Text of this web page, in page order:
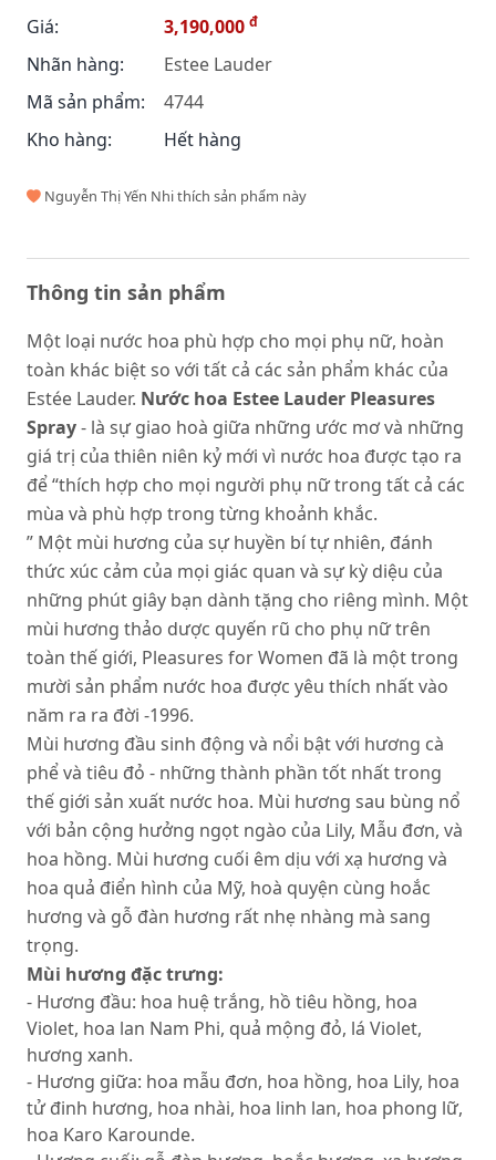
Giá: 3,190,000 đ
Nhãn hàng:
Estee Lauder
Mã sản phẩm:
4744
Kho hàng:
Hết hàng
Nguyễn Thị Yến Nhi thích sản phẩm này
Thông tin sản phẩm
Một loại nước hoa phù hợp cho mọi phụ nữ, hoàn
toàn khác biệt so với tất cả các sản phẩm khác của
Estée Lauder. Nước hoa Estee Lauder Pleasures
Spray- là sự giao hoà giữa những ước mơ và những
giá trị của thiên niên kỷ mới vì nước hoa được tạo ra
để “thích hợp cho mọi người phụ nữ trong tất cả các
mùa và phù hợp trong từng khoảnh khắc.
” Một mùi hương của sự huyền bí tự nhiên, đánh
thức xúc cảm của mọi giác quan và sự kỳ diệu của
những phút giây bạn dành tặng cho riêng mình. Một
mùi hương thảo dược quyến rũ cho phụ nữ trên
toàn thế giới, Pleasures for Women đã là một trong
mười sản phẩm nước hoa được yêu thích nhất vào
năm ra ra đời -1996.
Mùi hương đầu sinh động và nổi bật với hương cà
phể và tiêu đỏ - những thành phần tốt nhất trong
thế giới sản xuất nước hoa. Mùi hương sau bùng nổ
với bản cộng hưởng ngọt ngào của Lily, Mẫu đơn, và
hoa hồng. Mùi hương cuối êm dịu với xạ hương và
hoa quả điển hình của Mỹ, hoà quyện cùng hoắc
hương và gỗ đàn hương rất nhẹ nhàng mà sang
trọng.
Mùi hương đặc trưng:
- Hương đầu: hoa huệ trắng, hồ tiêu hồng, hoa
Violet, hoa lan Nam Phi, quả mộng đỏ, lá Violet,
hương xanh.
- Hương giữa: hoa mẫu đơn, hoa hồng, hoa Lily, hoa
tử đinh hương, hoa nhài, hoa linh lan, hoa phong lữ,
hoa Karo Karounde.